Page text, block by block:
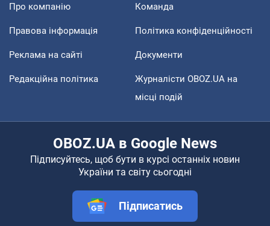
Про компанію Команда
Правова інформація Політика конфіденційності
Реклама на сайті Документи
Редакційна політика
Журналісти OBOZ.UA на
місці подій
OBOZ.UA в Google News
Підписуйтесь, щоб бути в курсі останніх новин
України та світу сьогодні
Підписатись